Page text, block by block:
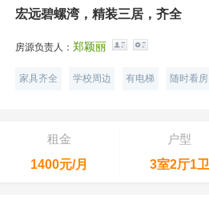
宏远碧螺湾，精装三居，齐全
房源负责人：郑颖丽
家具齐全 学校周边 有电梯 随时看房
租金
1400元/月
户型
3室2厅1卫